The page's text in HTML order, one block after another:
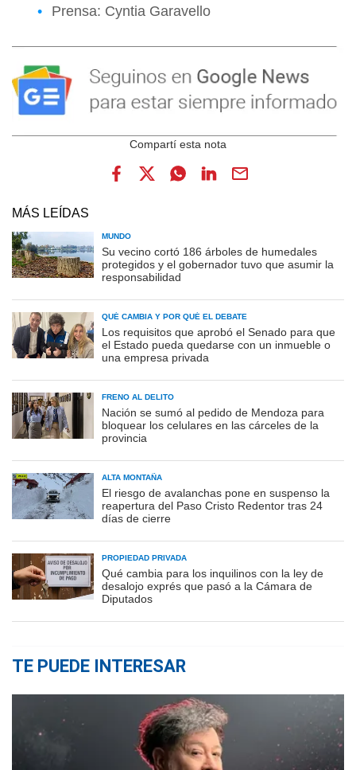
Prensa: Cyntia Garavello
MÁS LEÍDAS
MUNDO
Su vecino cortó 186 árboles de humedales
protegidos y el gobernador tuvo que asumir la
responsabilidad
QUÉ CAMBIA Y POR QUÉ EL DEBATE
Los requisitos que aprobó el Senado para que
el Estado pueda quedarse con un inmueble o
una empresa privada
FRENO AL DELITO
Nación se sumó al pedido de Mendoza para
bloquear los celulares en las cárceles de la
provincia
ALTA MONTAÑA
El riesgo de avalanchas pone en suspenso la
reapertura del Paso Cristo Redentor tras 24
días de cierre
PROPIEDAD PRIVADA
Qué cambia para los inquilinos con la ley de
desalojo exprés que pasó a la Cámara de
Diputados
TE PUEDE INTERESAR